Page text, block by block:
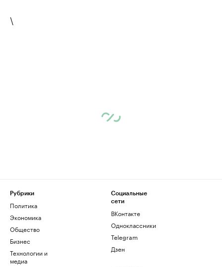
\
Рубрики
Политика
Экономика
Общество
Бизнес
Технологии и
медиа
Социальные
сети
ВКонтакте
Одноклассники
Telegram
Дзен